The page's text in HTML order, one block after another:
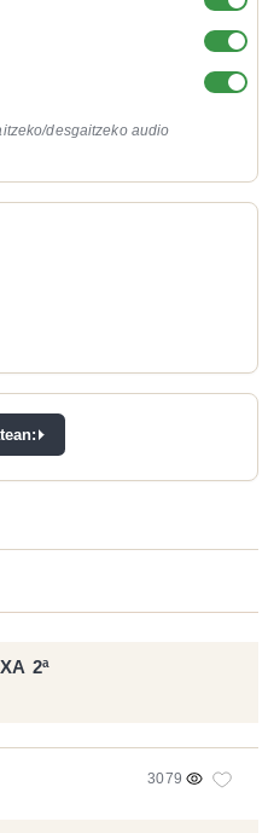
desgaitzeko audio
2ª
3079